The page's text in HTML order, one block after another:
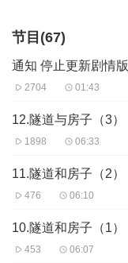
节目(67)
通知 停止更新剧情版
2704 01:43
12.隧道与房子（3）
1898 06:33
11.隧道和房子（2）
476 06:10
10.隧道和房子（1）
453 06:07